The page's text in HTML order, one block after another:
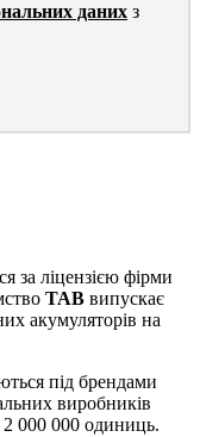
даних з
за ліцензією фірми
TAB випускає
акумуляторів на
під брендами
виробників
000 000 одиниць.